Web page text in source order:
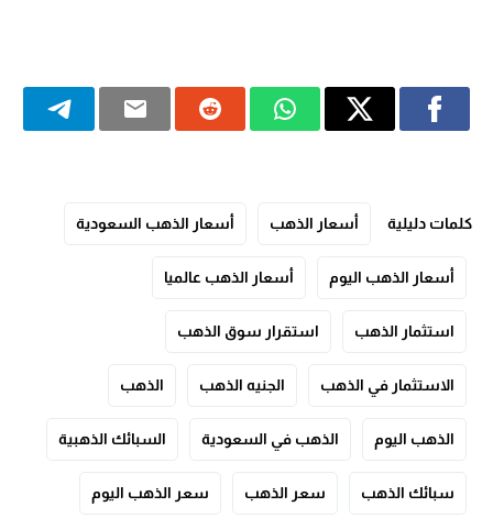
كلمات دليلية أسعار الذهب أسعار الذهب السعودية
أسعار الذهب اليوم أسعار الذهب عالميا
استثمار الذهب استقرار سوق الذهب
الاستثمار في الذهب الجنيه الذهب الذهب
الذهب اليوم الذهب في السعودية السبائك الذهبية
سبائك الذهب سعر الذهب سعر الذهب اليوم